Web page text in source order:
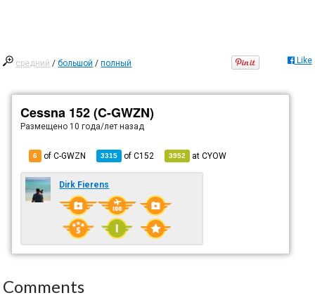
средний /большой /полный Like
Cessna 152 (C-GWZN)
Размещено 10 года/лет назад
6 of C-GWZN 3315 ofC152 3952 atCYOW
Dirk Fierens
Comments